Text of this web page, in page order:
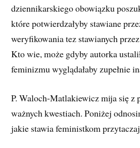
dziennikarskiego obowiązku
które potwierdzałyby stawiane
weryfikowania tez stawianych
Kto wie, może gdyby autorka
feminizmu wyglądałaby zupełnie
P. Waloch-Matlakiewicz mija się z
ważnych kwestiach. Poniżej
jakie stawia feministkom